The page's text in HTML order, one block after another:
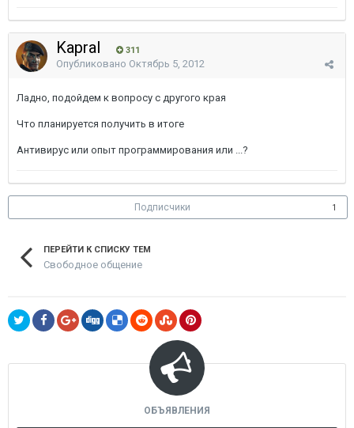
Kapral 311
Опубликовано Октябрь 5, 2012
Ладно, подойдем к вопросу с другого края
Что планируется получить в итоге
Антивирус или опыт программирования или ...?
Подписчики 1
ПЕРЕЙТИ К СПИСКУ ТЕМ
Свободное общение
ОБЪЯВЛЕНИЯ